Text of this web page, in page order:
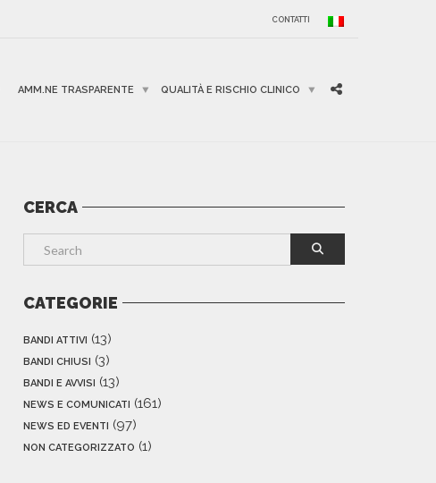
CONTATTI
AMM.NE TRASPARENTE QUALITÀ E RISCHIO CLINICO
CERCA
CATEGORIE
BANDI ATTIVI (13)
BANDI CHIUSI (3)
BANDI E AVVISI (13)
NEWS E COMUNICATI (161)
NEWS ED EVENTI (97)
NON CATEGORIZZATO (1)